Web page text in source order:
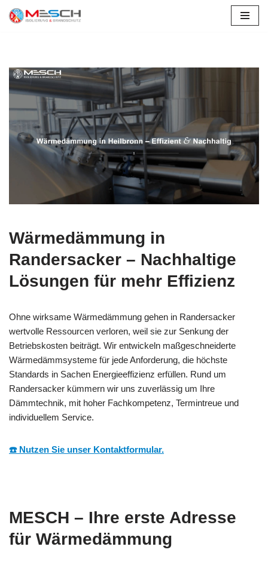
Wärmedämmung in
Randersacker – Nachhaltige
Lösungen für mehr Effizienz
Ohne wirksame Wärmedämmung gehen in Randersacker
wertvolle Ressourcen verloren, weil sie zur Senkung der
Betriebskosten beiträgt. Wir entwickeln maßgeschneiderte
Wärmedämmsysteme für jede Anforderung, die höchste
Standards in Sachen Energieeffizienz erfüllen. Rund um
Randersacker kümmern wir uns zuverlässig um Ihre
Dämmtechnik, mit hoher Fachkompetenz, Termintreue und
individuellem Service.
☎️ Nutzen Sie unser Kontaktformular.
MESCH – Ihre erste Adresse
für Wärmedämmung